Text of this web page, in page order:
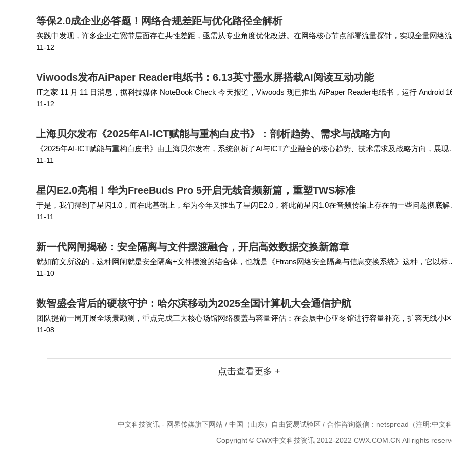
等保2.0成企业必答题！网络合规差距与优化路径全解析
实践中发现，许多企业在宽带层面存在共性差距，亟需从专业角度优化改进。在网络核心节点部署流量探针，实现全量网络
采集；建议搭建专用日志审计平台，统一存储日志并支持多维度分析，确保日志完整性与可追溯性。 1.…
11-12
Viwoods发布AiPaper Reader电纸书：6.13英寸墨水屏搭载AI阅读互动功能
IT之家 11 月 11 日消息，据科技媒体 NoteBook Check 今天报道，Viwoods 现已推出 AiPaper Reader电纸书，运行 Android
操作系统，机身配备专用 AI …
11-12
上海贝尔发布《2025年AI-ICT赋能与重构白皮书》：剖析趋势、需求与战略方向
《2025年AI-ICT赋能与重构白皮书》由上海贝尔发布，系统剖析了AI与ICT产业融合的核心趋势、技术需求及战略方向，展现
全球AI发展浪潮下ICT基础设施的变革路径与机遇。实施路径上，需夯实数据与模型基础…
11-11
星闪E2.0亮相！华为FreeBuds Pro 5开启无线音频新篇，重塑TWS标准
于是，我们得到了星闪1.0，而在此基础上，华为今年又推出了星闪E2.0，将此前星闪1.0在音频传输上存在的一些问题彻底解
决，并且做了全链路的升级。聊完星闪E2.0，接下来我们再聊聊FreeBuds Pro …
11-11
新一代网闸揭秘：安全隔离与文件摆渡融合，开启高效数据交换新篇章
就如前文所说的，这种网闸就是安全隔离+文件摆渡的结合体，也就是《Ftrans网络安全隔离与信息交换系统》这种，它以标
网闸产品为基础，扩展增强了面向终端用户的跨网文件安全交换应用功能，既能够帮助IT网络建设…
11-10
数智盛会背后的硬核守护：哈尔滨移动为2025全国计算机大会通信护航
团队提前一周开展全场景勘测，重点完成三大核心场馆网络覆盖与容量评估：在会展中心亚冬馆进行容量补充，扩容无线小
余个，确保开幕式5000人同时接入时峰值速率达500Mbps以上，部署1台应急通信车定点值守；…
11-08
点击查看更多 +
中文科技资讯 - 网界传媒旗下网站 / 中国（山东）自由贸易试验区 / 合作咨询微信：netspread（注明:中文
Copyright © CWX中文科技资讯 2012-2022 CWX.COM.CN All rights